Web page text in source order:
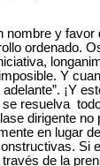
y
ordenado.
Y
¡Y
resuelva
dirigente
en lugar
Si
de la